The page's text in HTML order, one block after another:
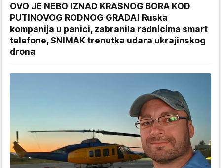
OVO JE NEBO IZNAD KRASNOG BORA KOD
PUTINOVOG RODNOG GRADA! Ruska
kompanija u panici, zabranila radnicima smart
telefone, SNIMAK trenutka udara ukrajinskog
drona